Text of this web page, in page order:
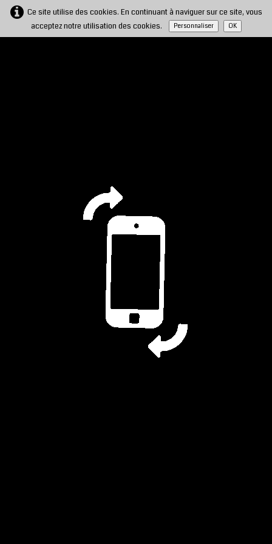
Ce site utilise des cookies. En continuant à naviguer sur ce site, vous
acceptez notre utilisation des cookies.
Personnaliser OK